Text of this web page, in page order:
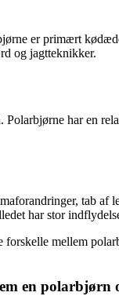
er primært
og jagtteknikker.
har en
tab af
har stor
mellem
en polarbjørn